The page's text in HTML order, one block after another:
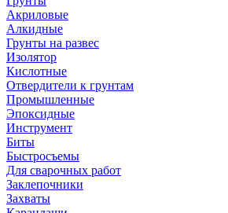
Акриловые
Алкидные
Грунты на развес
Изолятор
Кислотные
Отвердители к грунтам
Промышленные
Эпоксидные
Инструмент
Биты
Быстросъемы
Для сварочных работ
Заклепочники
Захваты